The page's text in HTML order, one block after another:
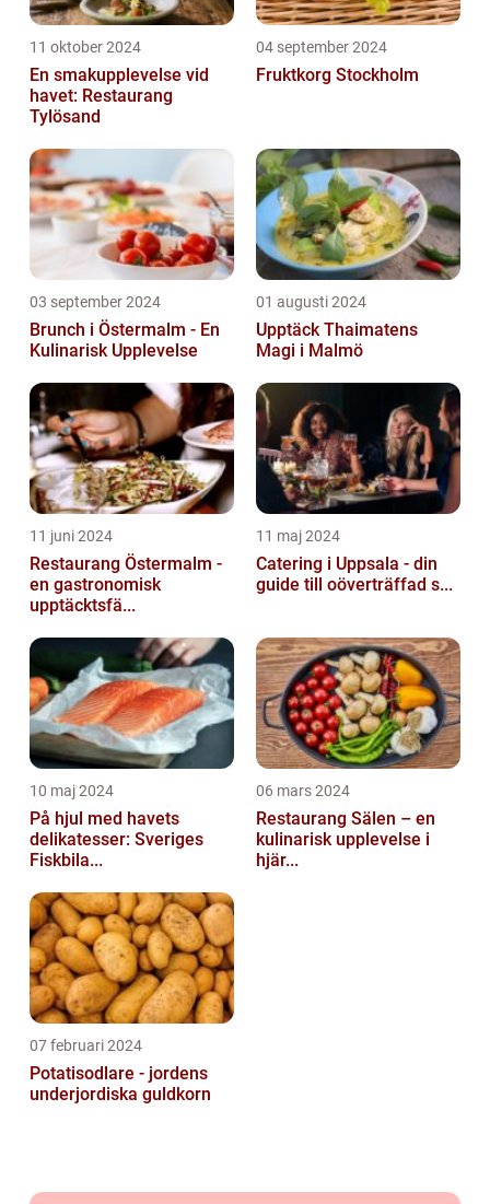
11 oktober 2024
En smakupplevelse vid
havet: Restaurang
Tylösand
04 september 2024
Fruktkorg Stockholm
03 september 2024
Brunch i Östermalm - En
Kulinarisk Upplevelse
01 augusti 2024
Upptäck Thaimatens
Magi i Malmö
11 juni 2024
Restaurang Östermalm -
en gastronomisk
upptäcktsfä...
11 maj 2024
Catering i Uppsala - din
guide till oöverträffad s...
10 maj 2024
På hjul med havets
delikatesser: Sveriges
Fiskbila...
06 mars 2024
Restaurang Sälen – en
kulinarisk upplevelse i
hjär...
07 februari 2024
Potatisodlare - jordens
underjordiska guldkorn